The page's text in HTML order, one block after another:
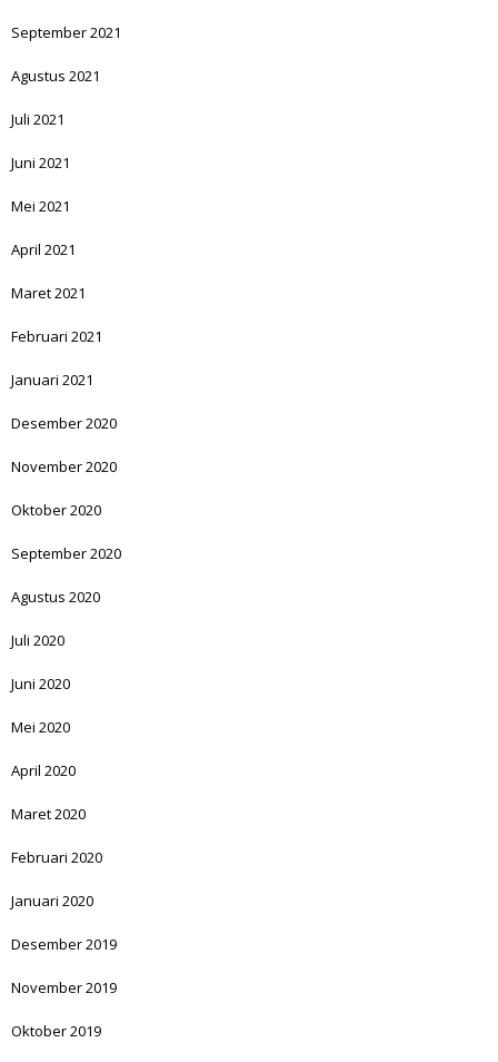
September 2021
Agustus 2021
Juli 2021
Juni 2021
Mei 2021
April 2021
Maret 2021
Februari 2021
Januari 2021
Desember 2020
November 2020
Oktober 2020
September 2020
Agustus 2020
Juli 2020
Juni 2020
Mei 2020
April 2020
Maret 2020
Februari 2020
Januari 2020
Desember 2019
November 2019
Oktober 2019